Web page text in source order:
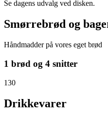
Se dagens udvalg ved disken.
Smørrebrød og
Håndmadder på vores eget brød
1 brød og 4 snitter
130
Drikkevarer